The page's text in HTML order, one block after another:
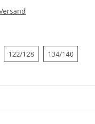
116
122/128122/128134/140134/140